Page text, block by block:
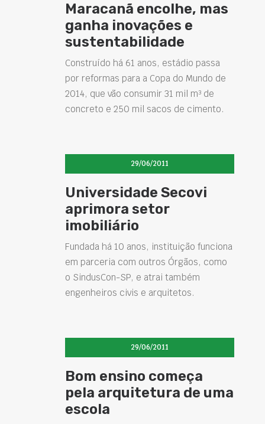
Maracanã encolhe, mas
ganha inovações e
sustentabilidade
Construído há 61 anos, estádio passa
por reformas para a Copa do Mundo de
2014, que vão consumir 31 mil m³ de
concreto e 250 mil sacos de cimento.
29/06/2011
Universidade Secovi
aprimora setor
imobiliário
Fundada há 10 anos, instituição funciona
em parceria com outros Órgãos, como
o SindusCon-SP, e atrai também
engenheiros civis e arquitetos.
29/06/2011
Bom ensino começa
pela arquitetura de uma
escola